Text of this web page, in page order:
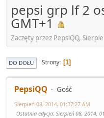
pepsi grp lf 2
GMT+1
Zaczęty przez PepsiQQ,
DO DOŁU Strony 1
PepsiQQ Gość
Sierpień 08, 2014, 01:37:27 AM
Ostatnia edycja: Sierpień 08, 2014,